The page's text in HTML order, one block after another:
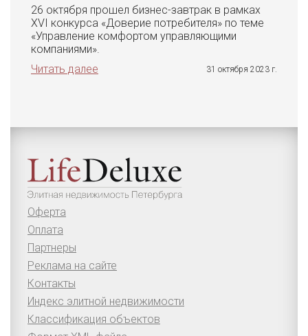
26 октября прошел бизнес-завтрак в рамках
XVI конкурса «Доверие потребителя» по теме
«Управление комфортом управляющими
компаниями».
Читать далее
31 октября 2023 г.
Оферта
Оплата
Партнеры
Реклама на сайте
Контакты
Индекс элитной недвижимости
Классификация объектов